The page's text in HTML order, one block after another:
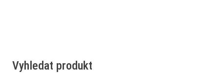
Vyhledat produkt